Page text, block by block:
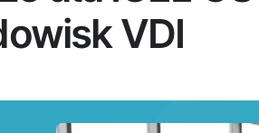
VDI